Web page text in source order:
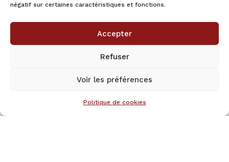
négatif sur certaines caractéristiques et fonctions.
Accepter
Refuser
Voir les préférences
Politique de cookies
 DEMANDER
renseignement
ENVOYER UNE DEMANDE